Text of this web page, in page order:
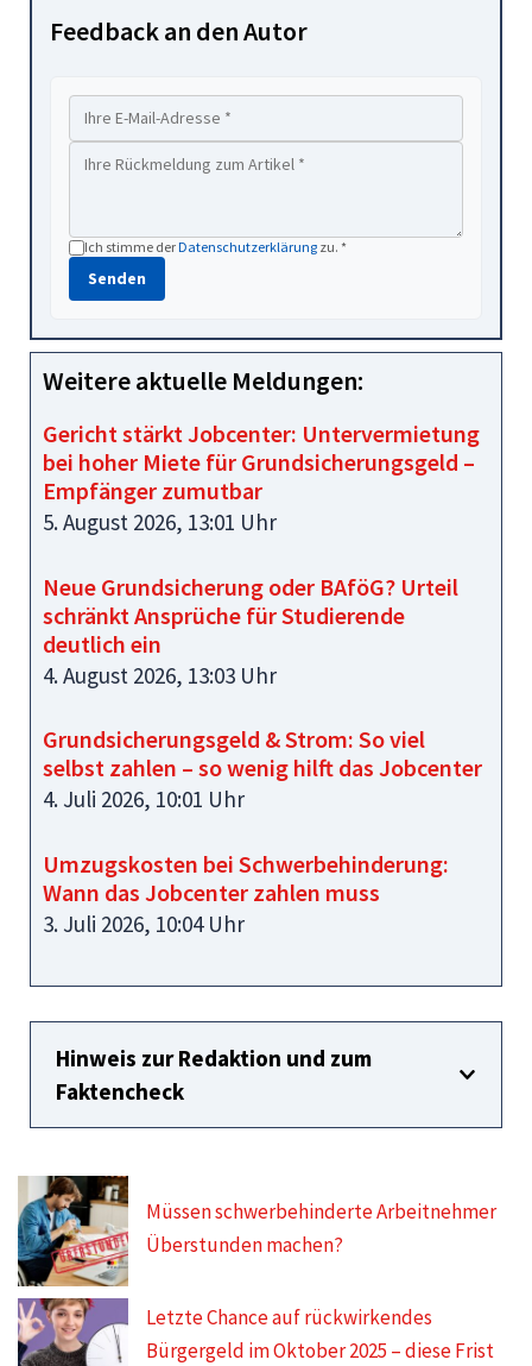
Feedback an den Autor
Ich stimme derDatenschutzerklärung zu. *
Senden
Weitere aktuelle Meldungen:
Gericht stärkt Jobcenter: Untervermietung
bei hoher Miete für Grundsicherungsgeld –
Empfänger zumutbar
5. August 2026, 13:01 Uhr
Neue Grundsicherung oder BAföG? Urteil
schränkt Ansprüche für Studierende
deutlich ein
4. August 2026, 13:03 Uhr
Grundsicherungsgeld & Strom: So viel
selbst zahlen – so wenig hilft das Jobcenter
4. Juli 2026, 10:01 Uhr
Umzugskosten bei Schwerbehinderung:
Wann das Jobcenter zahlen muss
3. Juli 2026, 10:04 Uhr
Hinweis zur Redaktion und zum
Faktencheck
Müssen schwerbehinderte Arbeitnehmer
Überstunden machen?
Letzte Chance auf rückwirkendes
Bürgergeld im Oktober 2025 – diese Frist